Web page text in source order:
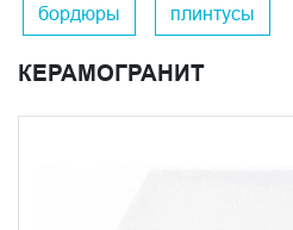
бордюры плинтусы
КЕРАМОГРАНИТ